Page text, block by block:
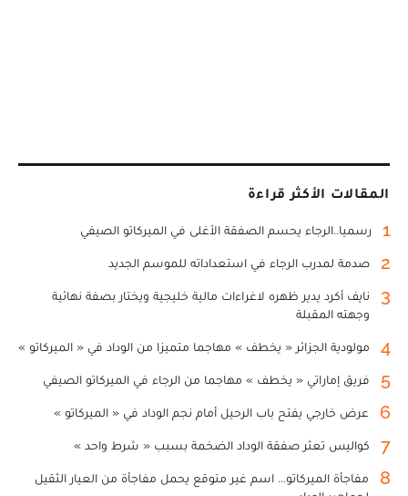
المقالات الأكثر قراءة
1 رسميا..الرجاء يحسم الصفقة الأغلى في الميركاتو الصيفي
2 صدمة لمدرب الرجاء في استعداداته للموسم الجديد
3
نايف أكرد يدير ظهره لاغراءات مالية خليجية ويختار بصفة نهائية
وجهته المقبلة
4 مولودية الجزائر « يخطف » مهاجما متميزا من الوداد في « الميركاتو »
5 فريق إماراتي « يخطف » مهاجما من الرجاء في الميركاتو الصيفي
6 عرض خارجي يفتح باب الرحيل أمام نجم الوداد في « الميركاتو »
7 كواليس تعثر صفقة الوداد الضخمة بسبب « شرط واحد »
8
مفاجأة الميركاتو... اسم غير متوقع يحمل مفاجأة من العيار الثقيل